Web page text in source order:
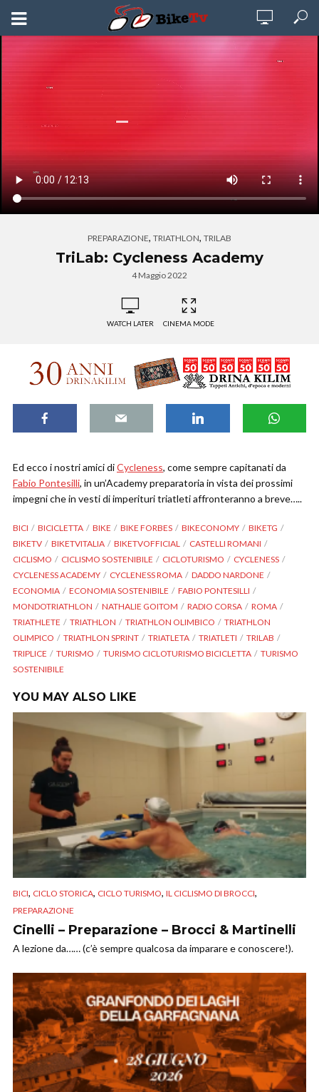
PREPARAZIONE, TRIATHLON, TRILAB
TriLab: Cycleness Academy
4 Maggio 2022
WATCH LATER CINEMA MODE
Ed ecco i nostri amici diCycleness, come sempre capitanati da
Fabio Pontesilli, in un’Academy preparatoria in vista dei prossimi
impegni che in vesti di imperituri triatleti affronteranno a breve…..
BICI BICICLETTA BIKE BIKE FORBES BIKECONOMY
BIKETG
BIKETV
BIKETVITALIA BIKETVOFFICIAL
CASTELLI ROMANI
CICLISMO
CICLISMO SOSTENIBILE CICLOTURISMO
CYCLENESS
CYCLENESS ACADEMY
CYCLENESS ROMA
DADDO NARDONE
ECONOMIA
ECONOMIA SOSTENIBILE
FABIO PONTESILLI
MONDOTRIATHLON
NATHALIE GOITOM RADIO CORSA
ROMA
TRIATHLETE
TRIATHLON TRIATHLON OLIMBICO
TRIATHLON
OLIMPICO
TRIATHLON SPRINT TRIATLETA TRIATLETI
TRILAB
TRIPLICE
TURISMO TURISMO CICLOTURISMO BICICLETTA
TURISMO
SOSTENIBILE
YOU MAY ALSO LIKE
BICI, CICLO STORICA, CICLO TURISMO, IL CICLISMO DI BROCCI,
PREPARAZIONE
Cinelli – Preparazione – Brocci & Martinelli
A lezione da…… (c’è sempre qualcosa da imparare e conoscere!).